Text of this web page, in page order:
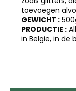
toevoegen
GEWICHT :
PRODUCTIE :
in België, in de